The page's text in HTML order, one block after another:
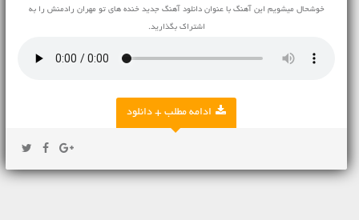
خوشحال میشویم این آهنگ با عنوان دانلود آهنگ جدید خنده های تو مهران رادمنش را به
اشتراک بگذارید.
ادامه مطلب + دانلود